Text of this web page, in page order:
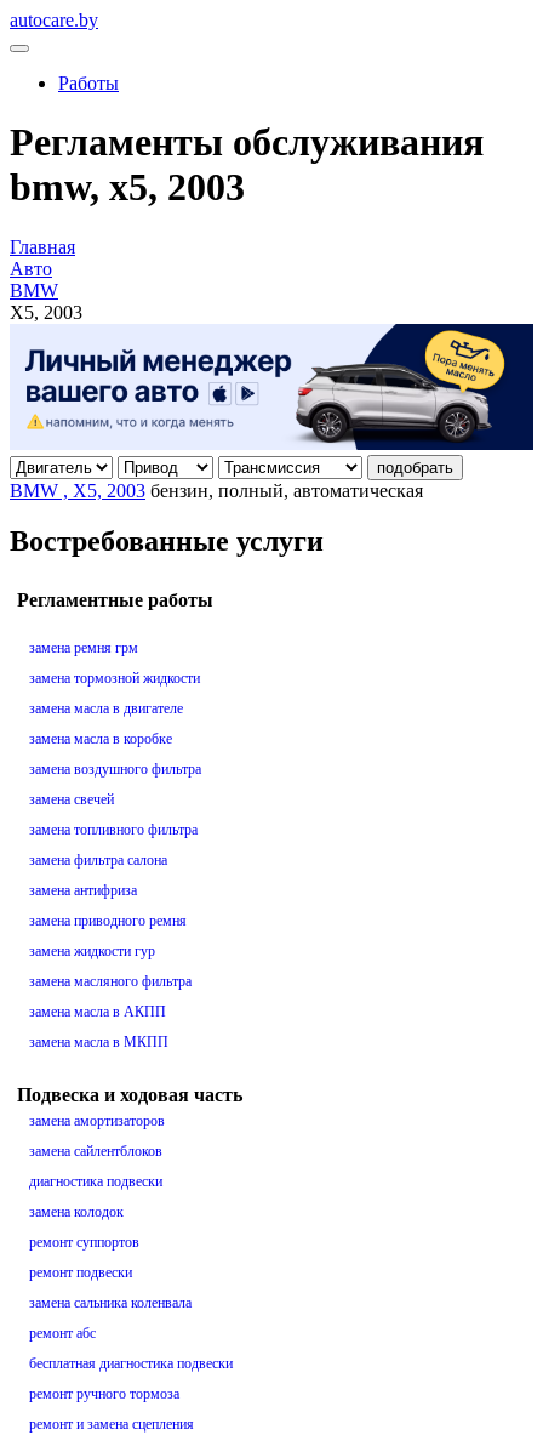
autocare.by
Работы
Регламенты обслуживания
bmw, x5, 2003
Главная
Авто
BMW
X5, 2003
подобрать
BMW , X5, 2003 бензин, полный, автоматическая
Востребованные услуги
Регламентные работы
замена ремня грм
замена тормозной жидкости
замена масла в двигателе
замена масла в коробке
замена воздушного фильтра
замена свечей
замена топливного фильтра
замена фильтра салона
замена антифриза
замена приводного ремня
замена жидкости гур
замена масляного фильтра
замена масла в АКПП
замена масла в МКПП
Подвеска и ходовая часть
замена амортизаторов
замена сайлентблоков
диагностика подвески
замена колодок
ремонт суппортов
ремонт подвески
замена сальника коленвала
ремонт абс
бесплатная диагностика подвески
ремонт ручного тормоза
ремонт и замена сцепления